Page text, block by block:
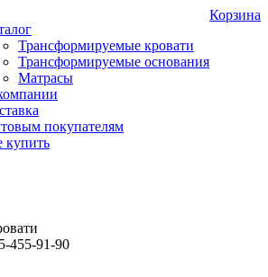
Трансформируемые кровати
Трансформируемые основания
Матрасы
покупателям
купить
Корзина
455-91-90